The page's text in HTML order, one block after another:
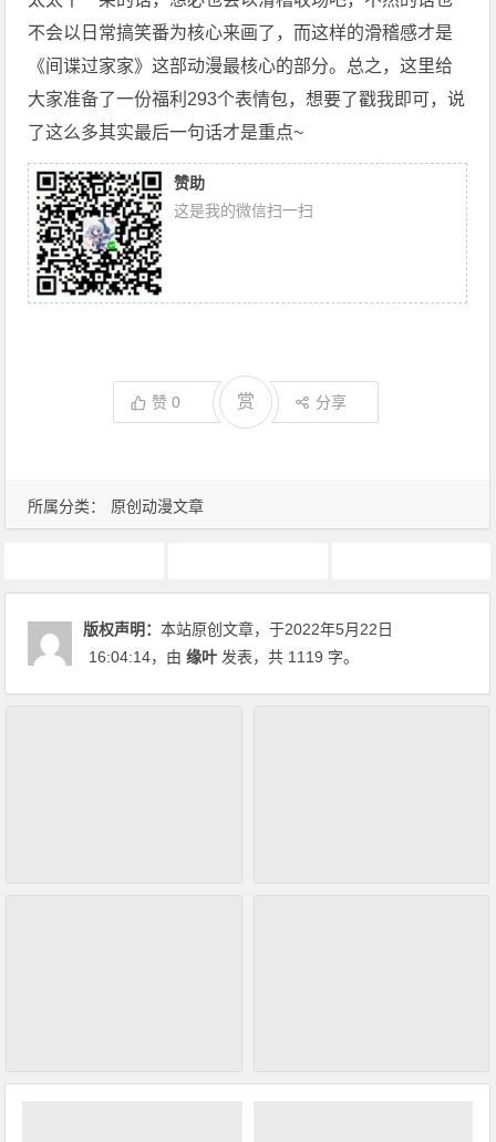
所属分类： 原创动漫文章
不会以日常搞笑番为核心来画了，而这样的滑稽感才是
《间谍过家家》这部动漫最核心的部分。总之，这里给
大家准备了一份福利293个表情包，想要了戳我即可，说
了这么多其实最后一句话才是重点~
赞助
这是我的微信扫一扫
赞0 赏 分享
版权声明：本站原创文章，于2022年5月22日
16:04:14，由缘叶 发表，共 1119 字。